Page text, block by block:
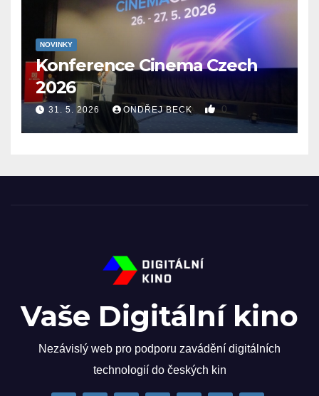
NOVINKY
Konference Cinema Czech
2026
31. 5. 2026 ONDŘEJ BECK 0
Vaše Digitální kino
Nezávislý web pro podporu zavádění digitálních
technologií do českých kin